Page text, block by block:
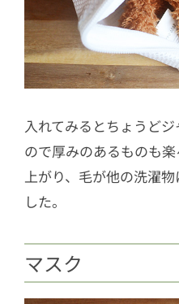
入れてみるとちょうど
ので厚みのあるものも
上がり、毛が他の洗濯
した。
マスク